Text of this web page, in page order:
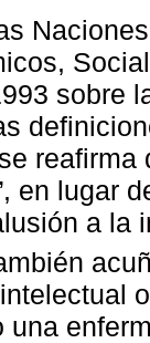
sobre
reafirma
en lugar
a la
una